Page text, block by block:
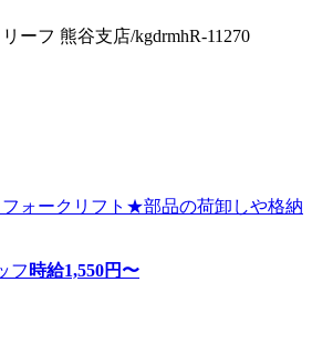
ーフ 熊谷支店/kgdrmhR-11270
フォークリフト★部品の荷卸しや格納
フ 時給1,550円〜